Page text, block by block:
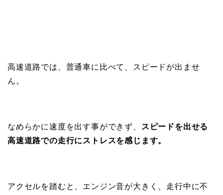
高速道路では、普通車に比べて、スピードが出ませ
ん。
なめらかに速度を出す事ができず、
スピードを出せる
高速道路での走行にストレスを感じます。
アクセルを踏むと、エンジン音が大きく、走行中に不